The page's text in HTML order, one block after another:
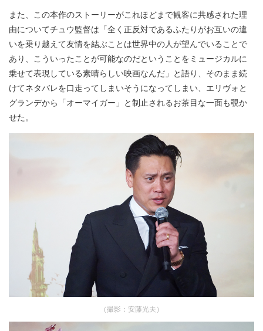
また、この本作のストーリーがこれほどまで観客に共感された理
由についてチュウ監督は「全く正反対であるふたりがお互いの違
いを乗り越えて友情を結ぶことは世界中の人が望んでいることで
あり、こういったことが可能なのだということをミュージカルに
乗せて表現している素晴らしい映画なんだ」と語り、そのまま続
けてネタバレを口走ってしまいそうになってしまい、エリヴォと
グランデから「オーマイガー」と制止されるお茶目な一面も覗か
せた。
（撮影：安藤光夫）